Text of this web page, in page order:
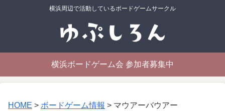
横浜周辺で活動しているボードゲームサークル
横浜ボードゲーム会 参加者募集中
HOME > ボードゲーム情報 > マウアーバウアー